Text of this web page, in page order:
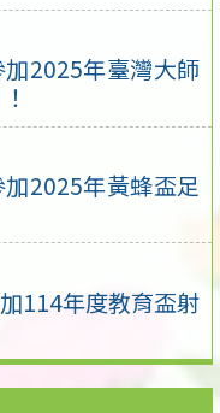
2025年臺灣大師
2025年黃蜂盃足
114年度教育盃射